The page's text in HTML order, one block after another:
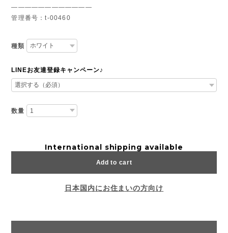
————————————
管理番号：t-00460
種類
LINEお友達登録キャンペーン♪
数量
International shipping available
Add to cart
日本国内にお住まいの方向け